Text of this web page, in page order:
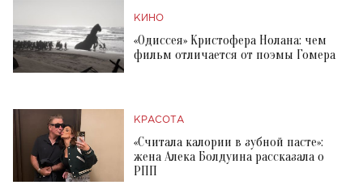
КИНО
«Одиссея» Кристофера Нолана: чем
фильм отличается от поэмы Гомера
КРАСОТА
«Считала калории в зубной пасте»:
жена Алека Болдуина рассказала о
РПП